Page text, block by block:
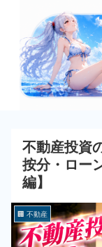
不動産投資
按分・ロー
編】
🏢 不動産